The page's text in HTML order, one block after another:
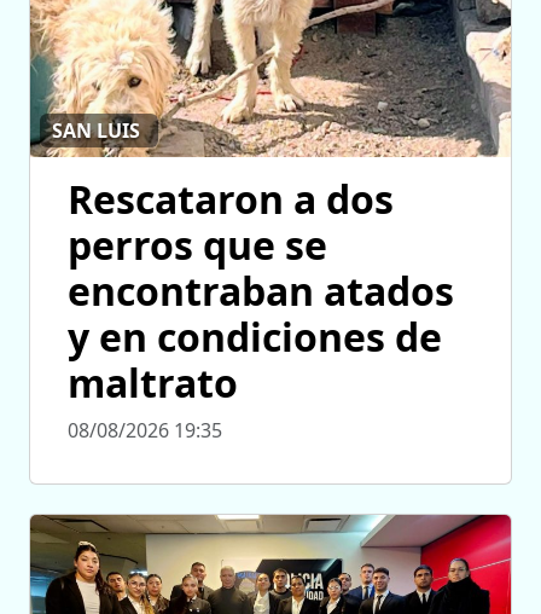
SAN LUIS
Rescataron a dos
perros que se
encontraban atados
y en condiciones de
maltrato
08/08/2026 19:35